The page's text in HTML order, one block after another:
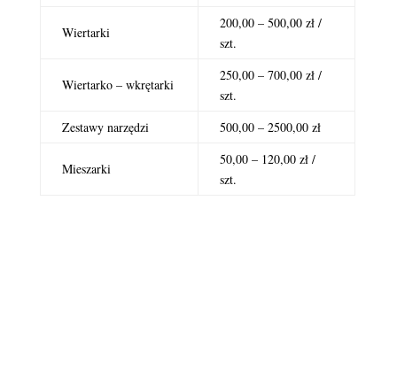
Wiertarki
200,00 – 500,00 zł /
szt.
Wiertarko – wkrętarki
250,00 – 700,00 zł /
szt.
Zestawy narzędzi
500,00 – 2500,00 zł
Mieszarki
50,00 – 120,00 zł /
szt.